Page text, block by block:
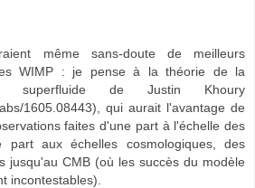
même sans-doute de meilleurs
WIMP : je pense à la théorie de la
superfluide de Justin Khoury
1605.08443), qui aurait l'avantage de
faites d'une part à l'échelle des
part aux échelles cosmologiques, des
jusqu'au CMB (où les succès du modèle
incontestables).